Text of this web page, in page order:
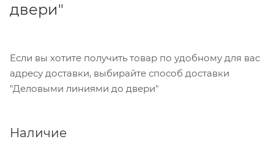
двери"
Если вы хотите получить товар по удобному для вас
адресу доставки, выбирайте способ доставки
"Деловыми линиями до двери"
Наличие